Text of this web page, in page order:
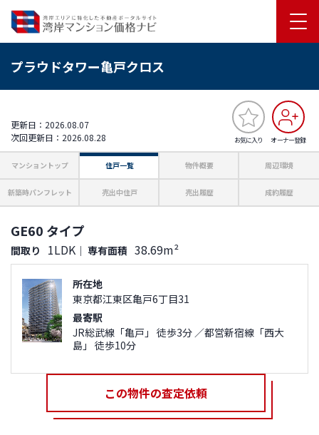
プラウドタワー亀戸クロス
お気に入り オーナー登録
更新日：2026.08.07
次回更新日：2026.08.28
マンショントップ 住戸一覧 物件概要 周辺環境
新築時パンフレット 売出中住戸 売出履歴 成約履歴
GE60 タイプ
間取り 1LDK ｜ 専有面積 38.69m²
所在地
東京都江東区亀戸6丁目31
最寄駅
JR総武線「亀戸」 徒歩3分 ／都営新宿線「西大
島」 徒歩10分
この物件の査定依頼